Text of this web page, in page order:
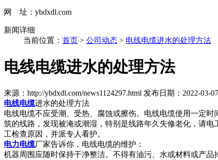
网 址：ybdxdl.com
新闻详细
当前位置： 首页 > 公司动态 > 电线电缆进水的处理方法
电线电缆进水的处理方法
来源：http://ybdxdl.com/news1124297.html 发布日期：2022-03-
电线电缆进水的处理方法
电线电缆不应受潮、受热、腐蚀或擦伤。电线电缆使用一定
筑的线路，发现被淹或潮湿，特别是线路年久失修老化，请
工检查原因，并派专人看护。
电力电缆厂家告诉你，电线电缆的维护：
机器周围应随时保持干净整洁。不得有油污、水或材料或产